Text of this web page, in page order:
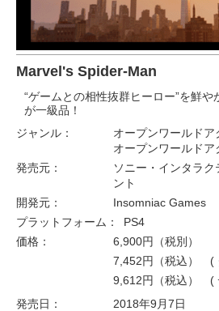
Marvel's Spider-Man
“ゲームとの相性抜群ヒーロー”を鮮
が一級品！
ジャンル：
オープンワールド
オープンワールドア
発売元：
ソニー・インタラ
ント
開発元：
Insomniac Games
プラットフォーム：
PS4
価格：
6,900円（税別）
7,452円（税込）
(
9,612円（税込）
(
発売日：
2018年9月7日